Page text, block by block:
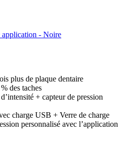
application - Noire
plus de plaque dentaire
des taches
+ capteur de pression
charge USB + Verre de charge
personnalisé avec l’application